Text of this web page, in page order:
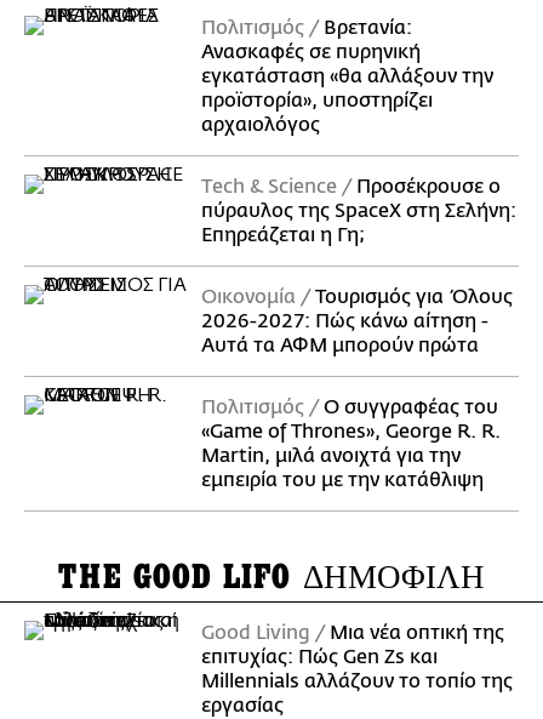
Πολιτισμός
Βρετανία:
Ανασκαφές σε πυρηνική
εγκατάσταση «θα αλλάξουν την
προϊστορία», υποστηρίζει
αρχαιολόγος
Τech & Science
Προσέκρουσε ο
πύραυλος της SpaceX στη Σελήνη:
Επηρεάζεται η Γη;
Οικονομία
Τουρισμός για Όλους
2026-2027: Πώς κάνω αίτηση -
Αυτά τα ΑΦΜ μπορούν πρώτα
Πολιτισμός
Ο συγγραφέας του
«Game of Thrones», George R. R.
Martin, μιλά ανοιχτά για την
εμπειρία του με την κατάθλιψη
THE GOOD LIFO ΔΗΜΟΦΙΛΗ
Good Living
Μια νέα οπτική της
επιτυχίας: Πώς Gen Zs και
Millennials αλλάζουν το τοπίο της
εργασίας